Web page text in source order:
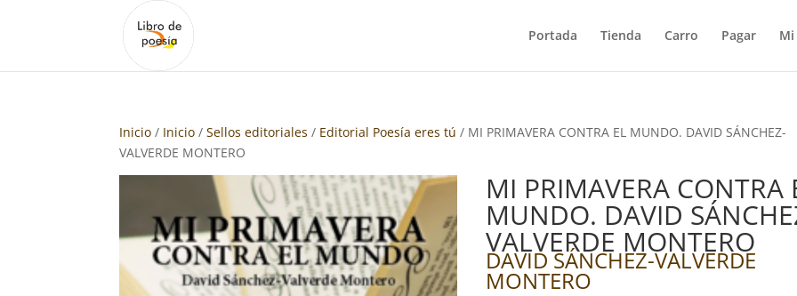
Portada Tienda Carro Pagar
Inicio / Inicio /Sellos editoriales / Editorial Poesía eres tú / MI PRIMAVERA CONTRA EL MUNDO. DAVID SÁNCHEZ-
VALVERDE MONTERO
MI PRIMAVERA CONTRA
MUNDO. DAVID
VALVERDE MONTERO
DAVID SÁNCHEZ-VALVERDE
MONTERO